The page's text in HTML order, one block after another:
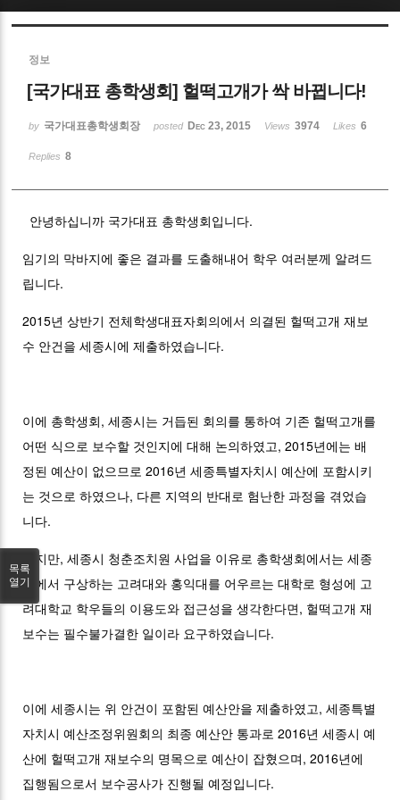
정보
[국가대표 총학생회] 헐떡고개가 싹 바뀝니다!
by 국가대표총학생회장 posted Dec 23, 2015 Views 3974 Likes 6
Replies 8
안녕하십니까 국가대표 총학생회입니다.
임기의 막바지에 좋은 결과를 도출해내어 학우 여러분께 알려드
립니다.
2015년 상반기 전체학생대표자회의에서 의결된 헐떡고개 재보
수 안건을 세종시에 제출하였습니다.
이에 총학생회, 세종시는 거듭된 회의를 통하여 기존 헐떡고개를
어떤 식으로 보수할 것인지에 대해 논의하였고, 2015년에는 배
정된 예산이 없으므로 2016년 세종특별자치시 예산에 포함시키
는 것으로 하였으나, 다른 지역의 반대로 험난한 과정을 겪었습
니다.
하지만, 세종시 청춘조치원 사업을 이유로 총학생회에서는 세종
시에서 구상하는 고려대와 홍익대를 어우르는 대학로 형성에 고
려대학교 학우들의 이용도와 접근성을 생각한다면, 헐떡고개 재
보수는 필수불가결한 일이라 요구하였습니다.
이에 세종시는 위 안건이 포함된 예산안을 제출하였고, 세종특별
자치시 예산조정위원회의 최종 예산안 통과로 2016년 세종시 예
산에 헐떡고개 재보수의 명목으로 예산이 잡혔으며, 2016년에
집행됨으로서 보수공사가 진행될 예정입니다.
목록
열기
Sketchbook5, 스케치북5
Sketchbook5, 스케치북5